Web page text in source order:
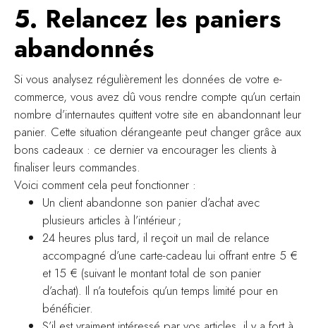
5. Relancez les paniers
abandonnés
Si vous analysez régulièrement les données de votre e-
commerce, vous avez dû vous rendre compte qu’un certain
nombre d’internautes quittent votre site en abandonnant leur
panier. Cette situation dérangeante peut changer grâce aux
bons cadeaux : ce dernier va encourager les clients à
finaliser leurs commandes.
Voici comment cela peut fonctionner :
Un client abandonne son panier d’achat avec
plusieurs articles à l’intérieur ;
24 heures plus tard, il reçoit un mail de relance
accompagné d’une carte-cadeau lui offrant entre 5 €
et 15 € (suivant le montant total de son panier
d’achat). Il n’a toutefois qu’un temps limité pour en
bénéficier.